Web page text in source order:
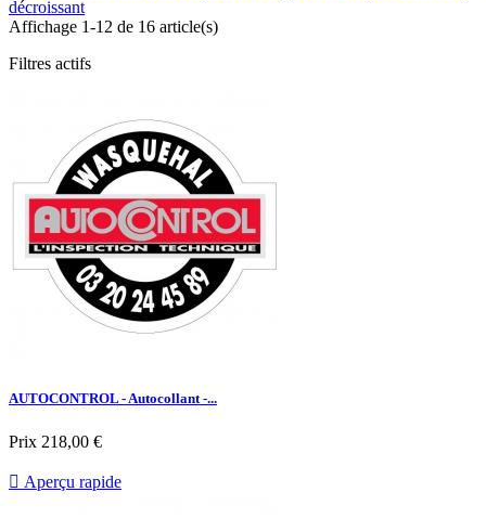
décroissant
Affichage 1-12 de 16 article(s)
Filtres actifs
AUTOCONTROL - Autocollant -...
Prix 218,00 €
 Aperçu rapide